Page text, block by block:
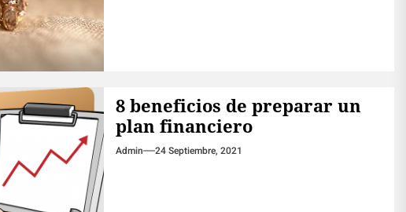
8 beneficios de preparar un
plan financiero
Admin 24 Septiembre, 2021